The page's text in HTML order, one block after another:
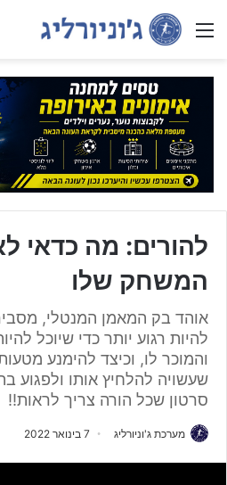
Menu
להורים: מה כדאי
המשחק שלו
אוהד בק המאמן המנטלי,
והמוכר לו, וכיצד להימנע
שעשויה להלחיץ אותו ולפגוע
סרטון שכל הורה צריך לראות!!
מערכת ג'וניורליג 7 בינואר 2022